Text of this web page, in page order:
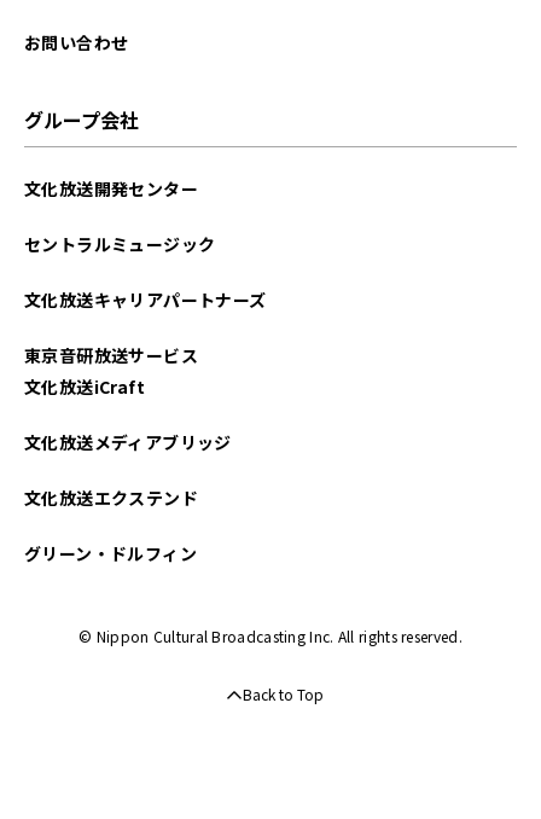
お問い合わせ
グループ会社
文化放送開発センター
セントラルミュージック
文化放送キャリアパートナーズ
東京音研放送サービス
文化放送iCraft
文化放送メディアブリッジ
文化放送エクステンド
グリーン・ドルフィン
© Nippon Cultural Broadcasting Inc. All rights reserved.
Back to Top